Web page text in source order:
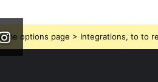
options page > Integrations, to to